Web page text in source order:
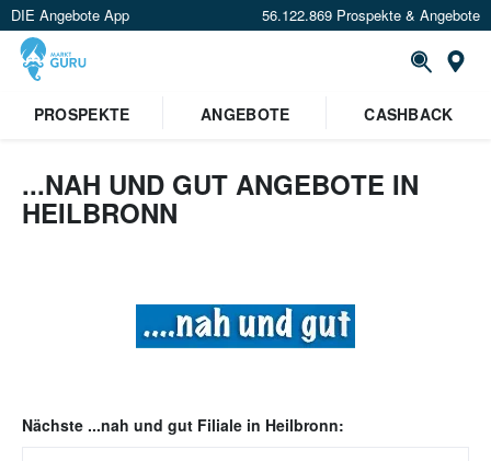
DIE Angebote App 56.122.869 Prospekte & Angebote
PROSPEKTE
ANGEBOTE CASHBACK
...NAH UND GUT ANGEBOTE IN
HEILBRONN
Nächste ...nah und gut Filiale in Heilbronn: